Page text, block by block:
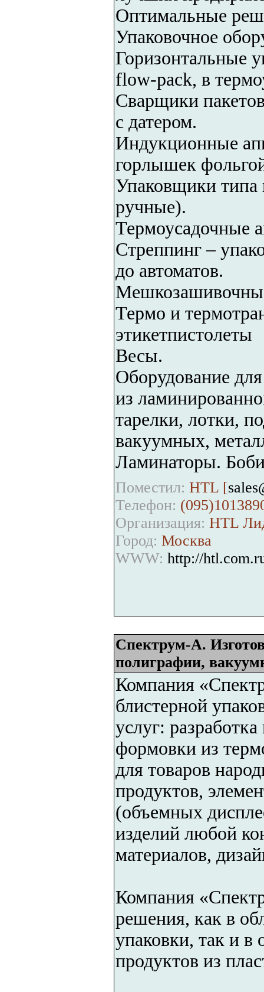
Оптимальные
Упаковочное
Горизонтальные
flow-pack, в
Сварщики
с датером.
Индукционные
горлышек
Упаковщики типа
ручные).
Термоусадочные
Стреппинг –
до автоматов.
Термо и
этикетпистолеты
Весы.
Оборудование
из
тарелки, лотки,
вакуумных,
Ламинаторы.
Поместил: HTL [
Телефон:
Организация: HTL
Город: Москва
WWW: http://
Спектрум-А.
полиграфии,
Компания
блистерной
услуг:
формовки из
для товаров
продуктов,
(объемных
изделий любой
материалов,
Компания
решения, как в
упаковки, так и в
продуктов из